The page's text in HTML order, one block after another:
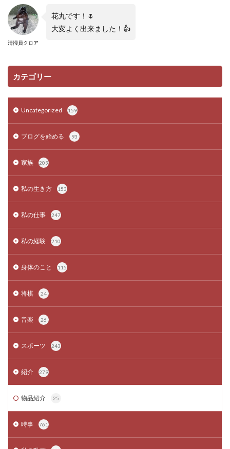
清掃員クロア
花丸です！🌷
大変よく出来ました！👍
カテゴリー
Uncategorized 159
ブログを始める 93
家族 209
私の生き方 153
私の仕事 247
私の経験 210
身体のこと 115
将棋 24
音楽 26
スポーツ 243
紹介 279
物品紹介 25
時事 761